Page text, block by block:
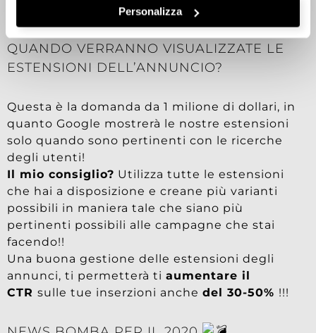
Personalizza
entrino nemmeno nel sito!!
QUANDO VERRANNO VISUALIZZATE LE
ESTENSIONI DELL’ANNUNCIO?
Questa è la domanda da 1 milione di dollari, in
quanto Google mostrerà le nostre estensioni
solo quando sono pertinenti con le ricerche
degli utenti!
Il mio consiglio? Utilizza tutte le estensioni
che hai a disposizione e creane più varianti
possibili in maniera tale che siano più
pertinenti possibili alle campagne che stai
facendo!!
Una buona gestione delle estensioni degli
annunci, ti permetterà ti aumentare il
CTR sulle tue inserzioni anche del 30-50% !!!